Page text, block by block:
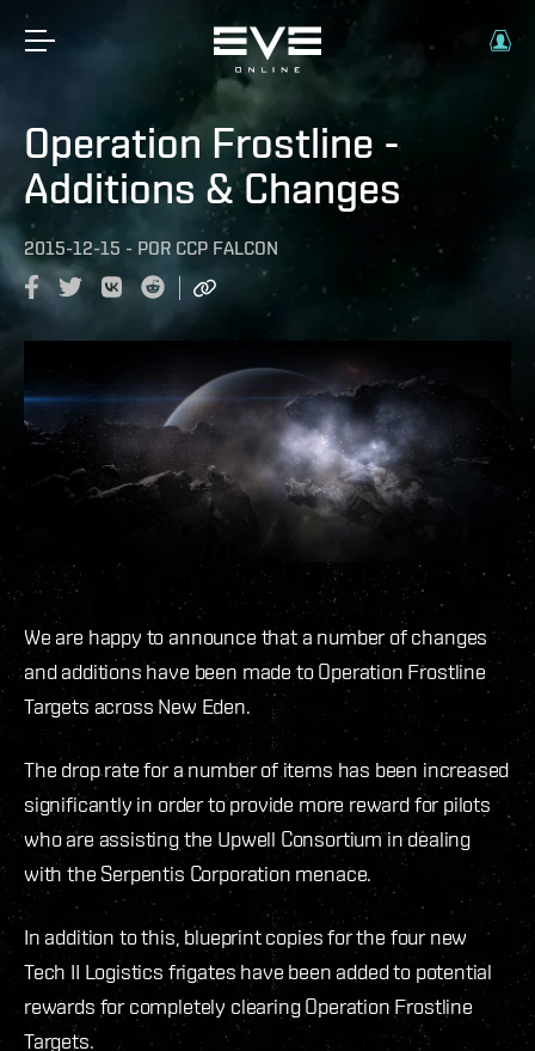
Operation Frostline -
Additions & Changes
2015-12-15 - POR CCP FALCON
We are happy to announce that a number of changes
and additions have been made to Operation Frostline
Targets across New Eden.
The drop rate for a number of items has been increased
significantly in order to provide more reward for pilots
who are assisting the Upwell Consortium in dealing
with the Serpentis Corporation menace.
In addition to this, blueprint copies for the four new
Tech II Logistics frigates have been added to potential
rewards for completely clearing Operation Frostline
Targets.